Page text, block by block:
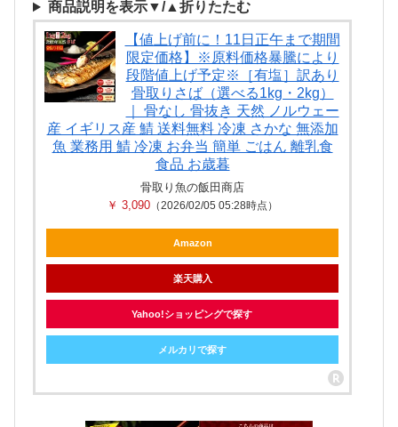
商品説明を表示▼/▲折りたたむ
【値上げ前に！11日正午まで期間
限定価格】※原料価格暴騰により
段階値上げ予定※［有塩］訳あり
骨取りさば（選べる1kg・2kg）
｜ 骨なし 骨抜き 天然 ノルウェー
産 イギリス産 鯖 送料無料 冷凍 さかな 無添加
魚 業務用 鯖 冷凍 お弁当 簡単 ごはん 離乳食
食品 お歳暮
骨取り魚の飯田商店
￥ 3,090 （2026/02/05 05:28時点）
Amazon
楽天購入
Yahoo!ショッピングで探す
メルカリで探す